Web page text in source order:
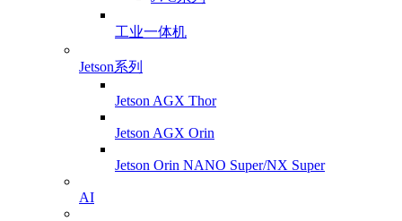
工业一体机
Jetson系列
Jetson AGX Thor
Jetson AGX Orin
Jetson Orin NANO Super/NX Super
AI